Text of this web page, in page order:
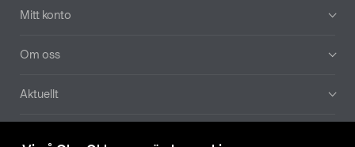
Mitt konto
Om oss
Aktuellt